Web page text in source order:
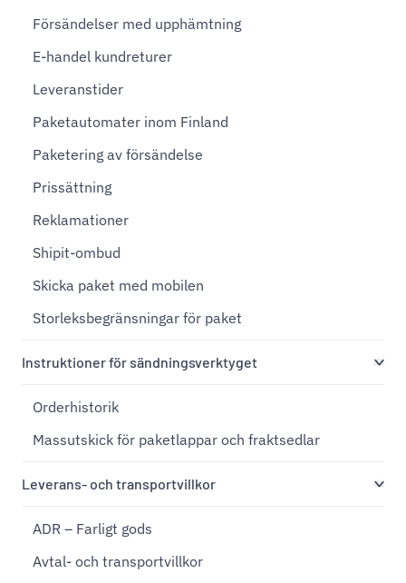
Försändelser med upphämtning
E-handel kundreturer
Leveranstider
Paketautomater inom Finland
Paketering av försändelse
Prissättning
Reklamationer
Shipit-ombud
Skicka paket med mobilen
Storleksbegränsningar för paket
Instruktioner för sändningsverktyget
Orderhistorik
Massutskick för paketlappar och fraktsedlar
Leverans- och transportvillkor
ADR – Farligt gods
Avtal- och transportvillkor